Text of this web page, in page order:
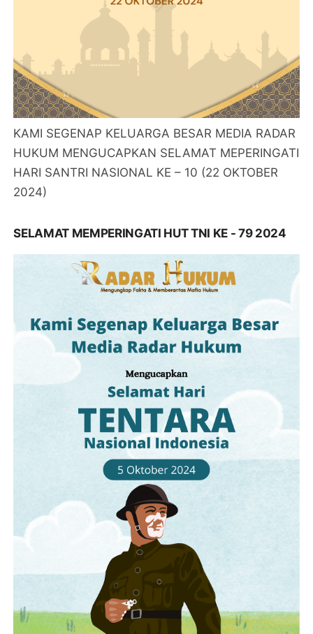
KAMI SEGENAP KELUARGA BESAR MEDIA RADAR
HUKUM MENGUCAPKAN SELAMAT MEPERINGATI
HARI SANTRI NASIONAL KE – 10 (22 OKTOBER
2024)
SELAMAT MEMPERINGATI HUT TNI KE - 79 2024